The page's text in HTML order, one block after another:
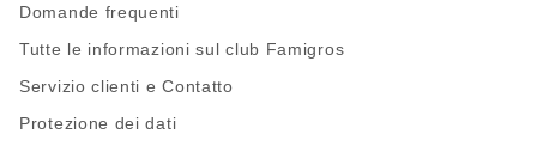
Domande frequenti
Tutte le informazioni sul club Famigros
Servizio clienti e Contatto
Protezione dei dati